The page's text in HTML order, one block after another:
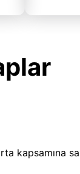
kapsamına